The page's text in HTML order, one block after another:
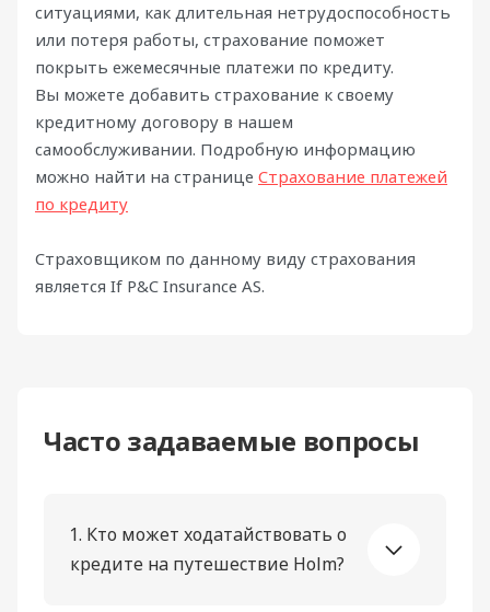
ситуациями, как длительная нетрудоспособность
или потеря работы, страхование поможет
покрыть ежемесячные платежи по кредиту.
Вы можете добавить страхование к своему
кредитному договору в нашем
самообслуживании. Подробную информацию
можно найти на странице Страхование платежей
по кредиту
Страховщиком по данному виду страхования
является If P&C Insurance AS.
Часто задаваемые вопросы
1. Кто может ходатайствовать о
кредите на путешествие Holm?